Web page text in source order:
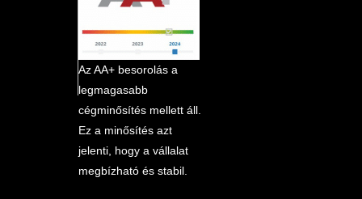
Az AA+ besorolás a
legmagasabb
cégminősítés mellett áll.
Ez a minősítés azt
jelenti, hogy a vállalat
megbízható és stabil.